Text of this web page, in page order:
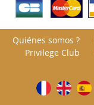
Quiénes somos ?
Privilege Club